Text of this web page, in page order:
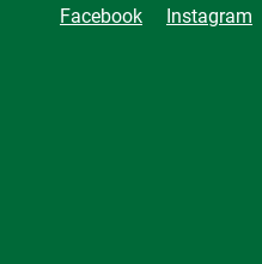
Facebook Instagram